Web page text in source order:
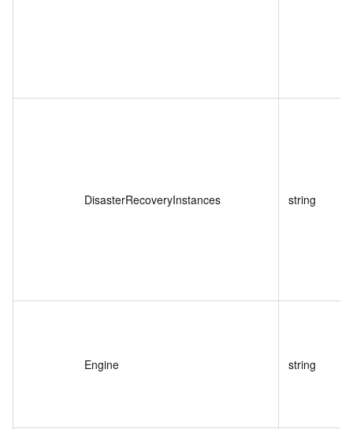
DisasterRecoveryInstances string
Engine string